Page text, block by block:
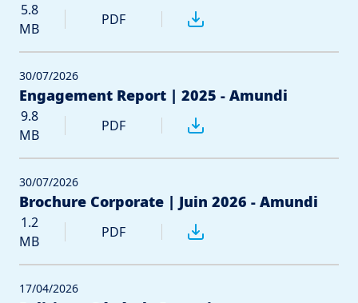
5.8
MB
PDF
30/07/2026
Engagement Report | 2025 - Amundi
9.8
MB
PDF
30/07/2026
Brochure Corporate | Juin 2026 - Amundi
1.2
MB
PDF
17/04/2026